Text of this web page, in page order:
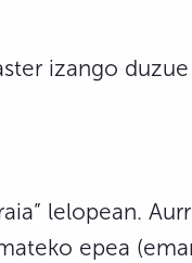
izango
lelopean.
epea